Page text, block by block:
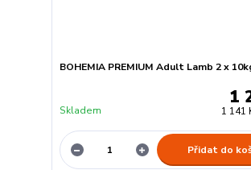
BOHEMIA PREMIUM Adult Lamb 2 x
1
1 141
Skladem
Přidat do